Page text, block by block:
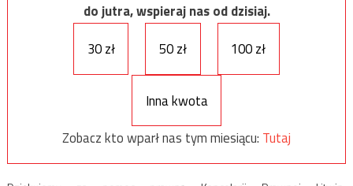
do jutra, wspieraj nas od dzisiaj.
30 zł
50 zł 100 zł
Inna kwota
Zobacz kto wparł nas tym miesiącu: Tutaj